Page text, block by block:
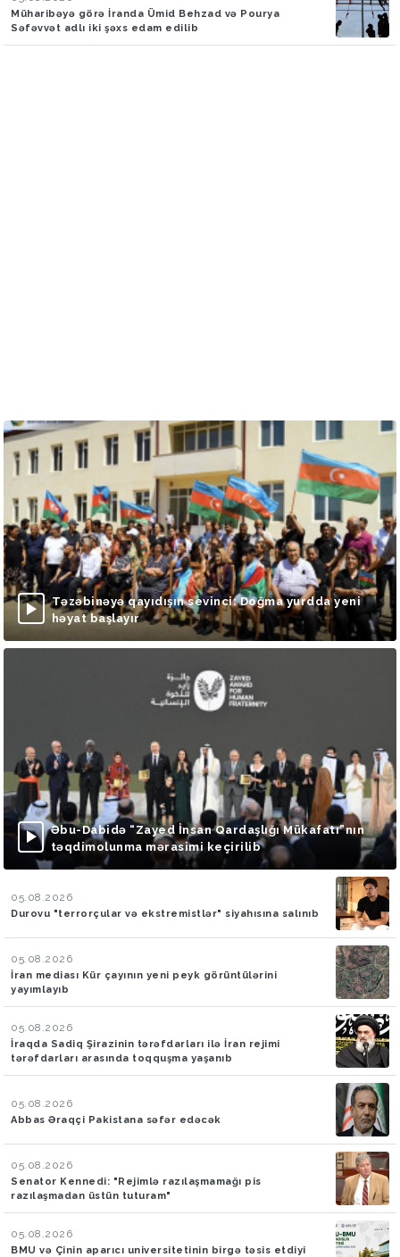
Müharibəyə görə İranda Ümid Behzad və Pourya
Səfəvvət adlı iki şəxs edam edilib
Təzəbinəyə qayıdışın sevinci: Doğma yurdda yeni
həyat başlayır
Əbu-Dabidə “Zayed İnsan Qardaşlığı Mükafatı”nın
təqdimolunma mərasimi keçirilib
05.08.2026
Durovu "terrorçular və ekstremistlər" siyahısına salınıb
05.08.2026
İran mediası Kür çayının yeni peyk görüntülərini
yayımlayıb
05.08.2026
İraqda Sadiq Şirazinin tərəfdarları ilə İran rejimi
tərəfdarları arasında toqquşma yaşanıb
05.08.2026
Abbas Əraqçi Pakistana səfər edəcək
05.08.2026
Senator Kennedi: "Rejimlə razılaşmamağı pis
razılaşmadan üstün tuturam"
05.08.2026
BMU və Çinin aparıcı universitetinin birgə təsis etdiyi